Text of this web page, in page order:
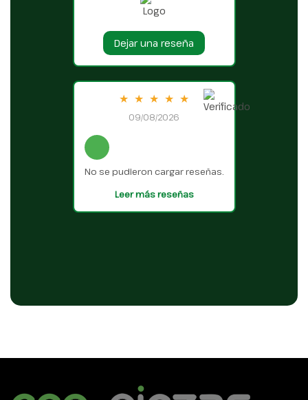
Dejar una reseña
★ ★ ★ ★ ★
09/08/2026
No se pudieron cargar reseñas.
Leer más reseñas